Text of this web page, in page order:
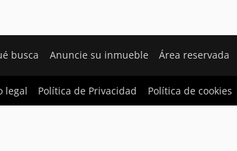
busca Anuncie su inmueble Área reservada
legal Política de Privacidad Política de cookies